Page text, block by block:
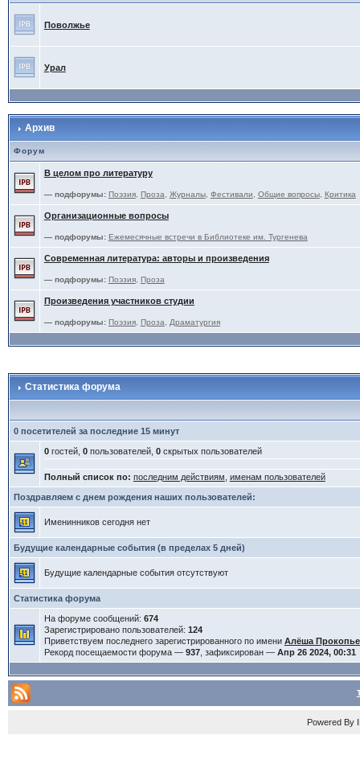
Поволжье
Урал
Архив
Форум
В целом про литературу
— подфорумы: Поэзия, Проза Журналы, Фестивали Общие вопросы, Критика
Организационные вопросы
— подфорумы: Ежемесячные встречи в Библиотеке им. Тургенева
Современная литература: авторы и произведения
— подфорумы: Поэзия, Проза
Произведения участников студии
— подфорумы: Поэзия, Проза Драматургия
Статистика форума
0 посетителей за последние 15 минут
0гостей, 0пользователей, 0скрытых пользователей
Полный список по: последним действиям именам пользователей
Поздравляем с днем рождения наших пользователей:
Именинников сегодня нет
Будущие календарные события (в пределах 5 дней)
Будущие календарные события отсутствуют
Статистика форума
На форуме сообщений: 674
Зарегистрировано пользователей: 124
Приветствуем последнего зарегистрированного по имени Алёша
Рекорд посещаемости форума — 937, зафиксирован — Апр 26 2024, 00:31
Powered By